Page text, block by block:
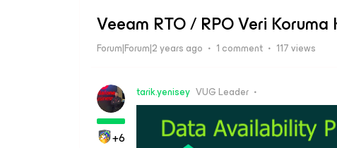
Veeam RTO / RPO Veri Koruma
Forum|Forum|2 years ago 1 comment 117 views
+6
tarik.yenisey VUG Leader